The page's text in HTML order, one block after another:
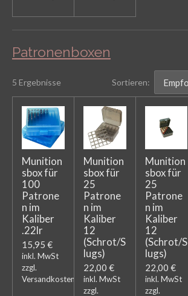
Patronenboxen
5 Ergebnisse Sortieren:
Munition
sbox für
100
Patrone
n im
Kaliber
.22lr
15,95 €
inkl. MwSt
zzgl.
Versandkosten
Munition
sbox für
25
Patrone
n im
Kaliber
12
(Schrot/S
lugs)
22,00 €
inkl. MwSt
zzgl.
Munition
sbox für
25
Patrone
n im
Kaliber
12
(Schrot/S
lugs)
22,00 €
inkl. MwSt
zzgl.